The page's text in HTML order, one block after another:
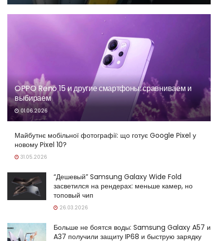
OPPO Reno 15 и другие смартфоны: сравниваем и
выбираем
01.06.2026
Майбутнє мобільної фотографії: що готує Google Pixel у
новому Pixel 10?
31.05.2026
“Дешевый” Samsung Galaxy Wide Fold
засветился на рендерах: меньше камер, но
топовый чип
26.03.2026
Больше не боятся воды: Samsung Galaxy A57 и
A37 получили защиту IP68 и быструю зарядку